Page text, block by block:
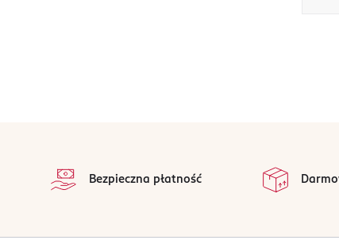
Bezpieczna płatność